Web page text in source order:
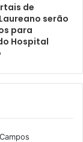
de
serão
para
Hospital
Campos